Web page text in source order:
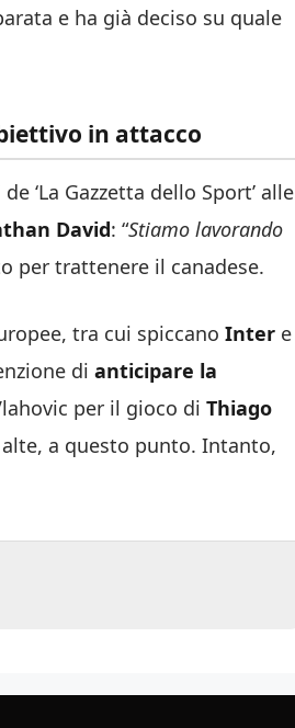
e ha già deciso su quale
in attacco
‘La Gazzetta dello Sport’ alle
David: “Stiamo lavorando
per trattenere il canadese.
tra cui spiccano Inter e
di anticipare la
per il gioco di Thiago
a questo punto. Intanto,